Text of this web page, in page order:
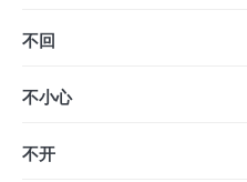
不回
不小心
不开